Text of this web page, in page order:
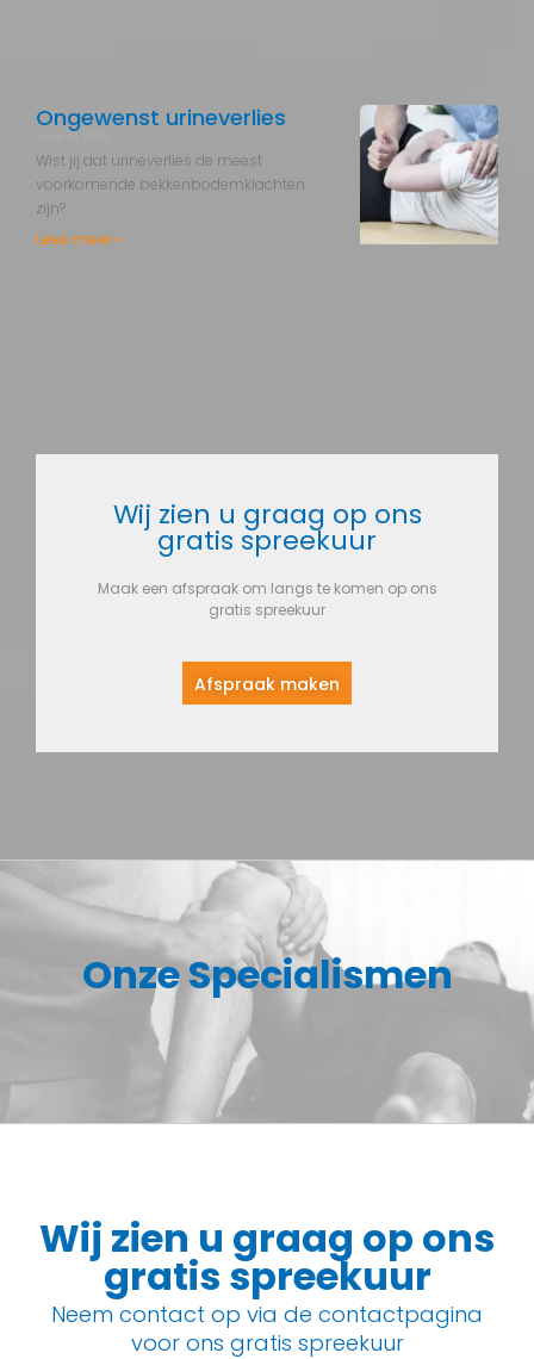
Ongewenst urineverlies
Wist jij dat urineverlies de meest
voorkomende bekkenbodemklachten
zijn?
Lees meer »
Wij zien u graag op ons
gratis spreekuur
Maak een afspraak om langs te komen op ons
gratis spreekuur​
Afspraak maken
Onze Specialismen
Wij zien u graag op ons
gratis spreekuur
Neem contact op via de contactpagina
voor ons gratis spreekuur